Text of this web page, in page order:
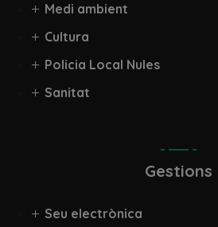
Medi ambient
Cultura
Policia Local Nules
Sanitat
Gestions
Seu electrònica